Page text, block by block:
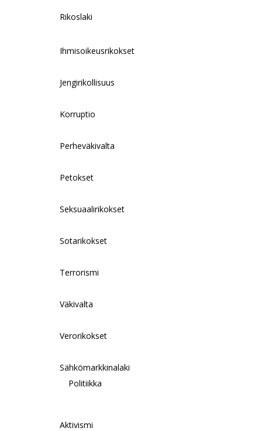
Rikoslaki
Ihmisoikeusrikokset
Jengirikollisuus
Korruptio
Perheväkivalta
Petokset
Seksuaalirikokset
Sotarikokset
Terrorismi
Väkivalta
Verorikokset
Sähkömarkkinalaki
Politiikka
Aktivismi